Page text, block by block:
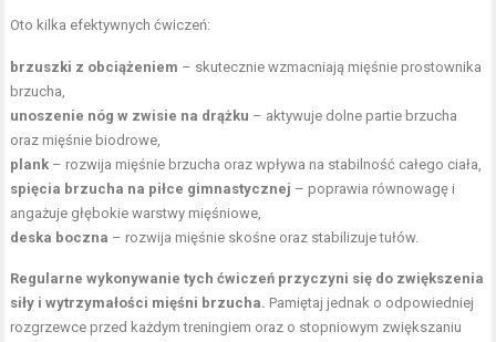
Oto kilka efektywnych ćwiczeń:
brzuszki z obciążeniem – skutecznie wzmacniają mięśnie prostownika
brzucha,
unoszenie nóg w zwisie na drążku – aktywuje dolne partie brzucha
oraz mięśnie biodrowe,
plank – rozwija mięśnie brzucha oraz wpływa na stabilność całego ciała,
spięcia brzucha na piłce gimnastycznej – poprawia równowagę i
angażuje głębokie warstwy mięśniowe,
deska boczna – rozwija mięśnie skośne oraz stabilizuje tułów.
Regularne wykonywanie tych ćwiczeń przyczyni się do zwiększenia
siły i wytrzymałości mięśni brzucha. Pamiętaj jednak o odpowiedniej
rozgrzewce przed każdym treningiem oraz o stopniowym zwiększaniu